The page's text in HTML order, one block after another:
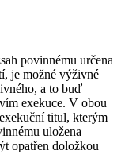
povinnému určena
je možné výživné
a to buď
exekuce. V obou
titul, kterým
uložena
opatřen doložkou